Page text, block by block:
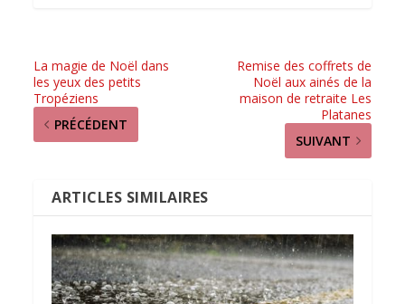
La magie de Noël dans
les yeux des petits
Tropéziens
PRÉCÉDENT
Remise des coffrets de
Noël aux ainés de la
maison de retraite Les
Platanes
SUIVANT
ARTICLES SIMILAIRES